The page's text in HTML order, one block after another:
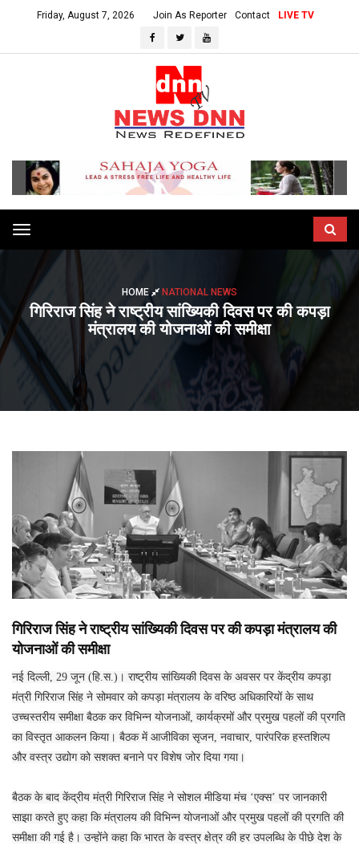
Friday, August 7, 2026 Join As Reporter Contact LIVE TV
Toggle
navigation
HOME NATIONAL NEWS
गिरिराज सिंह ने राष्ट्रीय सांख्यिकी दिवस पर की कपड़ा
मंत्रालय की योजनाओं की समीक्षा
गिरिराज सिंह ने राष्ट्रीय सांख्यिकी दिवस पर की कपड़ा मंत्रालय की
योजनाओं की समीक्षा
नई दिल्ली, 29 जून (हि.स.)। राष्ट्रीय सांख्यिकी दिवस के अवसर पर केंद्रीय कपड़ा
मंत्री गिरिराज सिंह ने सोमवार को कपड़ा मंत्रालय के वरिष्ठ अधिकारियों के साथ
उच्चस्तरीय समीक्षा बैठक कर विभिन्न योजनाओं, कार्यक्रमों और प्रमुख पहलों की प्रगति
का विस्तृत आकलन किया। बैठक में आजीविका सृजन, नवाचार, पारंपरिक हस्तशिल्प
और वस्त्र उद्योग को सशक्त बनाने पर विशेष जोर दिया गया।
बैठक के बाद केंद्रीय मंत्री गिरिराज सिंह ने सोशल मीडिया मंच ‘एक्स’ पर जानकारी
साझा करते हुए कहा कि मंत्रालय की विभिन्न योजनाओं और प्रमुख पहलों की प्रगति की
समीक्षा की गई है। उन्होंने कहा कि भारत के वस्त्र क्षेत्र की हर उपलब्धि के पीछे देश के